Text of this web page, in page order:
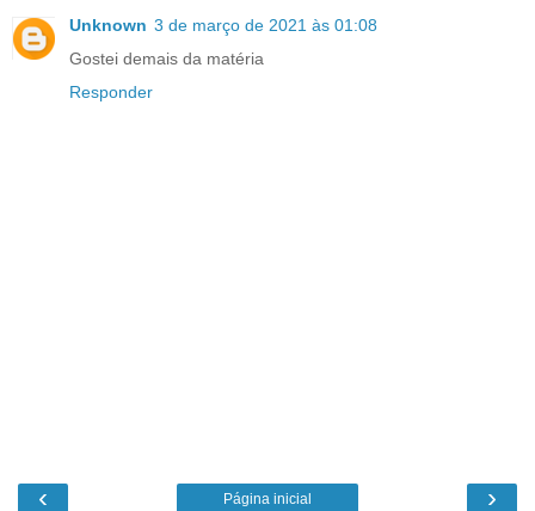
Unknown 3 de março de 2021 às 01:08
Gostei demais da matéria
Responder
‹ ›
Página inicial